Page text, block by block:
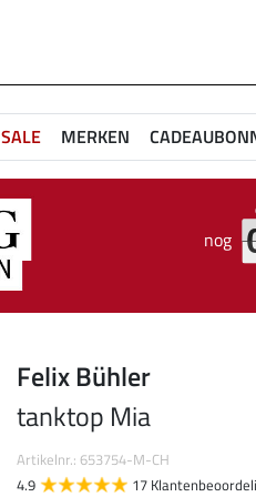
SALE MERKEN
nog
Felix Bühler
tanktop Mia
Artikelnr.: 653754-M-CH
4.9
17